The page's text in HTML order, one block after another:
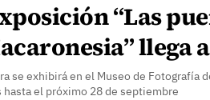
“Las
llega
se exhibirá en el Museo de Fotografía
hasta el próximo 28 de septiembre